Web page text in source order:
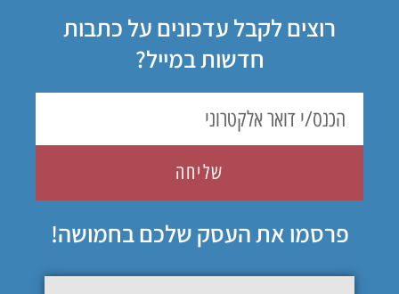
רוצים לקבל עדכונים על כתבות
חדשות במייל?
שליחה
פרסמו את העסק שלכם בחמושה!